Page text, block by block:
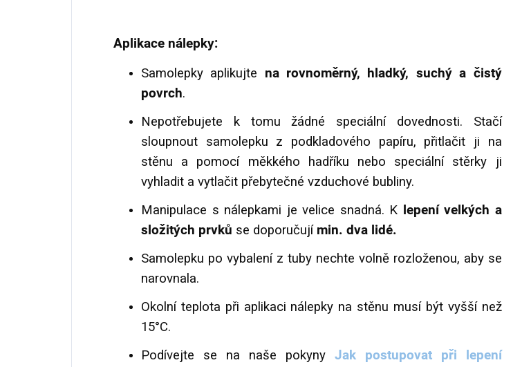
Aplikace nálepky:
Samolepky aplikujte na rovnoměrný, hladký, suchý a čistý
povrch.
Nepotřebujete k tomu žádné speciální dovednosti. Stačí
sloupnout samolepku z podkladového papíru, přitlačit ji na
stěnu a pomocí měkkého hadříku nebo speciální stěrky ji
vyhladit a vytlačit přebytečné vzduchové bubliny.
Manipulace s nálepkami je velice snadná. K lepení velkých a
složitých prvků se doporučují min. dva lidé.
Samolepku po vybalení z tuby nechte volně rozloženou, aby se
narovnala.
Okolní teplota při aplikaci nálepky na stěnu musí být vyšší než
15°C.
Podívejte se na naše pokyny Jak postupovat při lepení